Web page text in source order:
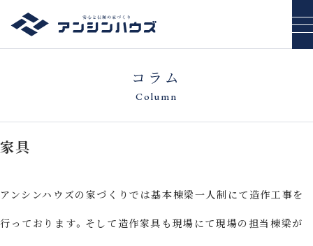
コラム
Column
家具
アンシンハウズの家づくりでは基本棟梁一人制にて造作工事を
行っております。そして造作家具も現場にて現場の担当棟梁が